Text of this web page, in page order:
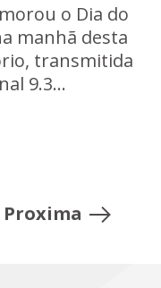
o Dia do
manhã desta
transmitida
9.3...
Proxima